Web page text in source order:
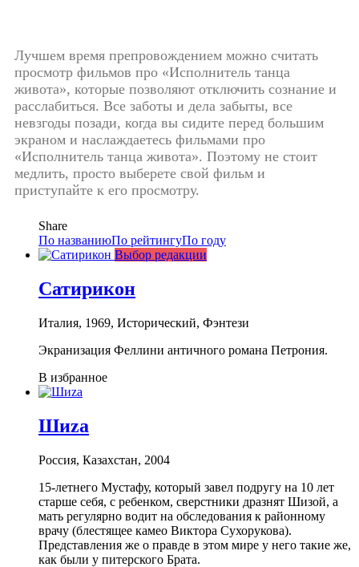
Лучшем время препровождением можно считать
просмотр фильмов про «Исполнитель танца
живота», которые позволяют отключить сознание и
расслабиться. Все заботы и дела забыты, все
невзгоды позади, когда вы сидите перед большим
экраном и наслаждаетесь фильмами про
«Исполнитель танца живота». Поэтому не стоит
медлить, просто выберете свой фильм и
приступайте к его просмотру.
Share
По названиюПо рейтингуПо году
Выбор редакции
Сатирикон
Италия, 1969, Исторический, Фэнтези
Экранизация Феллини античного романа Петрония.
В избранное
Шиzа
Россия, Казахстан, 2004
15-летнего Мустафу, который завел подругу на 10 лет
старше себя, с ребенком, сверстники дразнят Шизой, а
мать регулярно водит на обследования к районному
врачу (блестящее камео Виктора Сухорукова).
Представления же о правде в этом мире у него такие же,
как были у питерского Брата.